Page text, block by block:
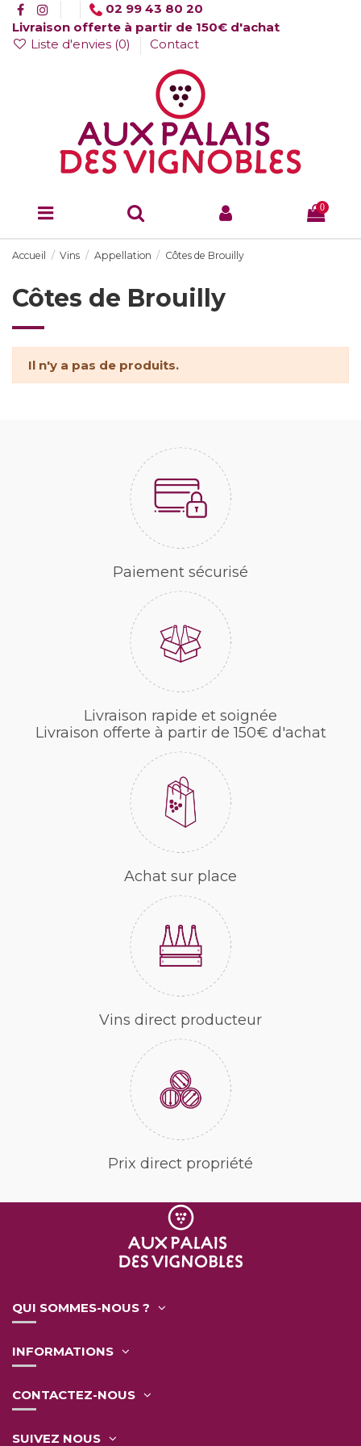
02 99 43 80 20
Livraison offerte à partir de 150€ d'achat
Liste d'envies (0) Contact
0
Accueil Vins Appellation Côtes de Brouilly
Côtes de Brouilly
Il n'y a pas de produits.
Paiement sécurisé
Livraison rapide et soignée
Livraison offerte à partir de 150€ d'achat
Achat sur place
Vins direct producteur
Prix direct propriété
QUI SOMMES-NOUS ?
INFORMATIONS
CONTACTEZ-NOUS
SUIVEZ NOUS